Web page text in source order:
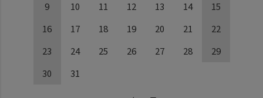
9
10 11 12 13 14
15
16
17 18 19 20 21
22
23
24 25 26 27 28
29
30
31